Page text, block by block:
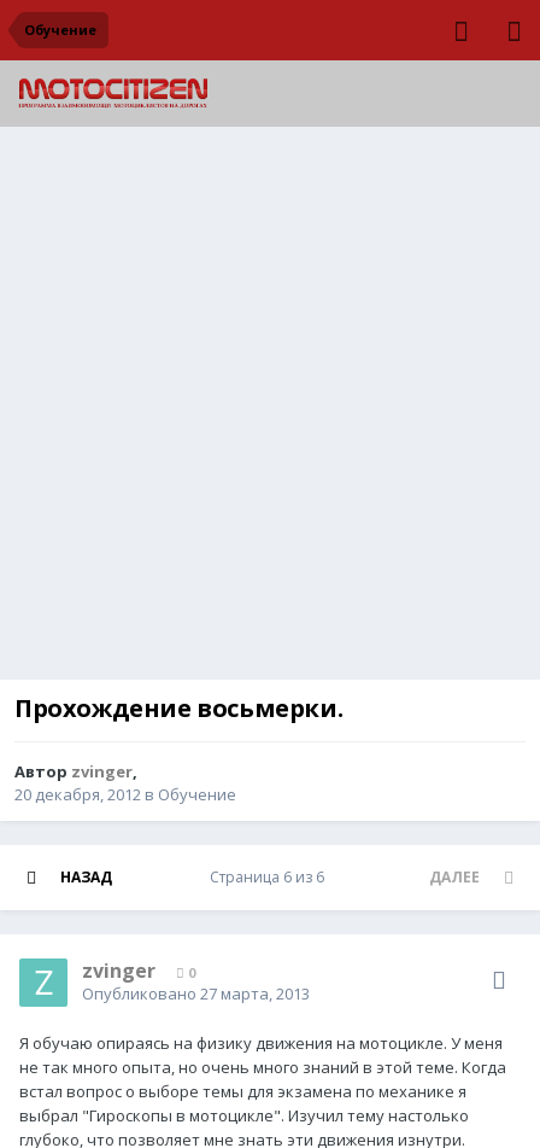
Обучение
Прохождение восьмерки.
Автор zvinger,
20 декабря, 2012 в Обучение
НАЗАД ДАЛЕЕ
Страница 6 из 6
zvinger 0
Опубликовано 27 марта, 2013
Я обучаю опираясь на физику движения на мотоцикле. У меня
не так много опыта, но очень много знаний в этой теме. Когда
встал вопрос о выборе темы для экзамена по механике я
выбрал "Гироскопы в мотоцикле". Изучил тему настолько
глубоко, что позволяет мне знать эти движения изнутри.